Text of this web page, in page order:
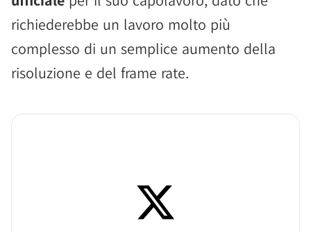
richiederebbe un lavoro molto più
complesso di un semplice aumento della
risoluzione e del frame rate.